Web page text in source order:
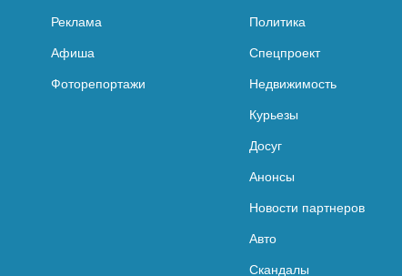
Реклама
Афиша
Фоторепортажи
Политика
Спецпроект
Недвижимость
Курьезы
Досуг
Анонсы
Новости партнеров
Авто
Скандалы